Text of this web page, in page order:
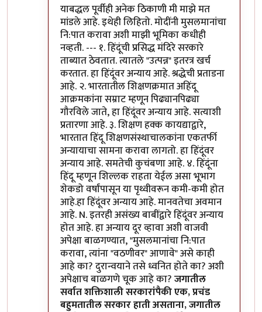
याबद्धल पूर्वीही अनेक ठिकाणी मी माझे मत
मांडले आहे. इथेही लिहितो. मोदींनी मुसलमानांचा
नि:पात करावा अशी माझी भूमिका कधीही
नव्हती. --- १. हिंदूंची प्रसिद्ध मंदिरे सरकारे
ताब्यात ठेवतात. त्यातले "उत्पन्न" इतरत्र खर्च
करतात. हा हिंदूंवर अन्याय आहे. श्रद्धेची प्रताडना
आहे. २. भारतातील शिक्षणक्रमात अहिंदू
आक्रमकांना सम्राट म्हणून पिढ्यानपिढ्या
गौरविले जाते, हा हिंदूंवर अन्याय आहे. सत्याशी
प्रतारणा आहे. ३. शिक्षण हक्क कायद्याद्वारे,
भारतात हिंदू शिक्षणसंस्थाचालकांना एकतर्फी
अन्यायाचा सामना करावा लागतो. हा हिंदूंवर
अन्याय आहे. समतेची कुचंबणा आहे. ४. हिंदूंना
हिंदू म्हणून शिल्लक राहता येईल असा भूभाग
शेकडो वर्षांपासून या पृथ्वीवरून कमी-कमी होत
आहे.हा हिंदूंवर अन्याय आहे. मानवतेचा अवमान
आहे. N. इतरही असंख्य बाबींद्वारे हिंदूंवर अन्याय
होत आहे. हा अन्याय दूर व्हावा अशी वाजवी
अपेक्षा बाळगण्यात, "मुसलमानांचा नि:पात
करावा, त्यांना "वठणीवर" आणावे" असे काही
आहे का? दुरान्वयाने तसे ध्वनित होते का? अशी
अपेक्षाच बाळगणे चूक आहे का?जगातील
सर्वात शक्तिशाली सरकारांपैकी एक, प्रचंड
बहुमतातील सरकार हाती असताना, जगातील